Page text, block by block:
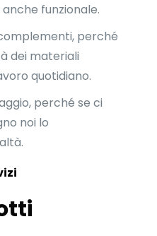
funzionale.
perché
dei materiali
quotidiano.
perché se ci
noi lo